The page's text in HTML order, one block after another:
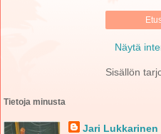
Näytä
Sisällön
Tietoja minusta
Jari Lukkarinen